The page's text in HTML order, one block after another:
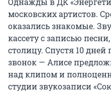
московских артистов.
оказались знакомые.
кассету с записью
столицу. Спустя 10
звонок — Алисе
над клипом и
студии звукозаписи